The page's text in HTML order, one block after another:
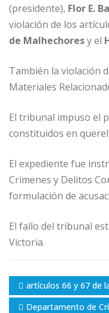
(presidente), Flor E.
violación de los
de Malhechoresy el
También la violación
Materiales
El tribunal impuso el
constituidos en
El expediente fue
Crímenes y Delitos
formulación de
El fallo del tribunal
Victoria.
artículos 66 y 67 de
Departamento de